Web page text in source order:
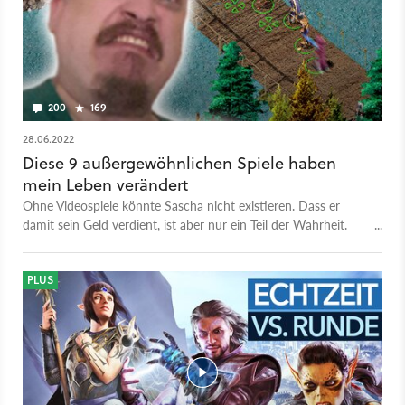
200 169
28.06.2022
Diese 9 außergewöhnlichen Spiele haben
mein Leben verändert
Ohne Videospiele könnte Sascha nicht existieren. Dass er
damit sein Geld verdient, ist aber nur ein Teil der Wahrheit.
PLUS